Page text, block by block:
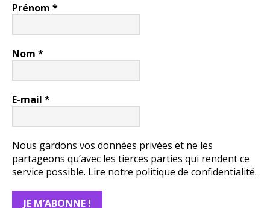
Prénom *
Nom *
E-mail *
Nous gardons vos données privées et ne les
partageons qu’avec les tierces parties qui rendent ce
service possible. Lire notre politique de confidentialité.